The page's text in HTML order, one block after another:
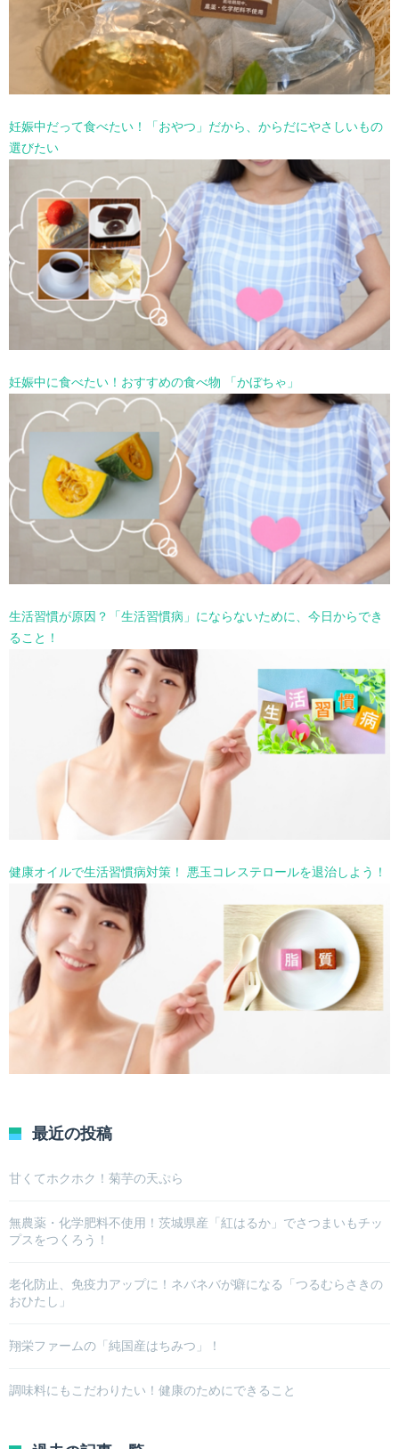
妊娠中だって食べたい！「おやつ」だから、からだにやさしいもの
選びたい
妊娠中に食べたい！おすすめの食べ物 「かぼちゃ」
生活習慣が原因？「生活習慣病」にならないために、今日からでき
ること！
健康オイルで生活習慣病対策！ 悪玉コレステロールを退治しよう！
最近の投稿
甘くてホクホク！菊芋の天ぷら
無農薬・化学肥料不使用！茨城県産「紅はるか」でさつまいもチッ
プスをつくろう！
老化防止、免疫力アップに！ネバネバが癖になる「つるむらさきの
おひたし」
翔栄ファームの「純国産はちみつ」！
調味料にもこだわりたい！健康のためにできること